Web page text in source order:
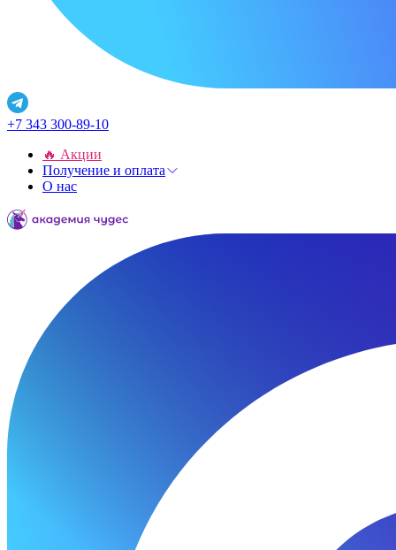
+7 343 300-89-10
🔥 Акции
Получение и оплата
О нас